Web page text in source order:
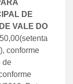
DE
VALE DO
conforme
de